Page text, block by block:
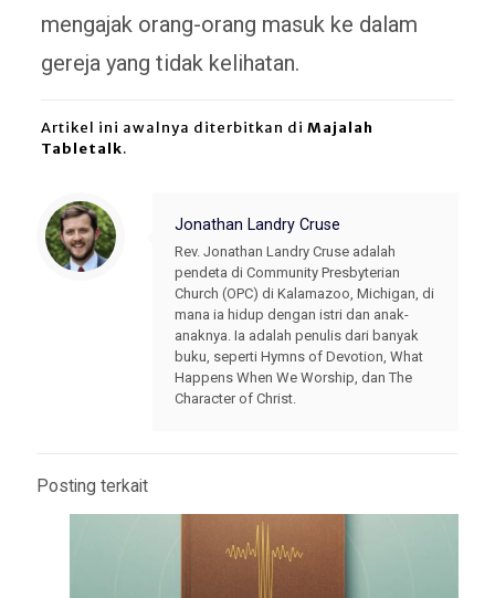
mengajak orang-orang masuk ke dalam
gereja yang tidak kelihatan.
Artikel ini awalnya diterbitkan di Majalah
Tabletalk.
Jonathan Landry Cruse
Rev. Jonathan Landry Cruse adalah
pendeta di Community Presbyterian
Church (OPC) di Kalamazoo, Michigan, di
mana ia hidup dengan istri dan anak-
anaknya. Ia adalah penulis dari banyak
buku, seperti Hymns of Devotion, What
Happens When We Worship, dan The
Character of Christ.
Posting terkait